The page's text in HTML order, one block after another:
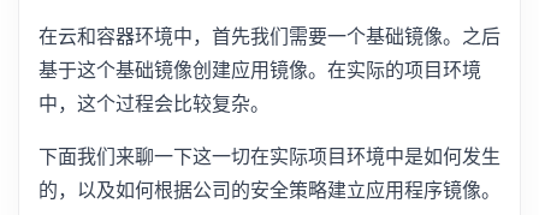
在云和容器环境中，首先我们需要一个基础镜像。之后
基于这个基础镜像创建应用镜像。在实际的项目环境
中，这个过程会比较复杂。
下面我们来聊一下这一切在实际项目环境中是如何发生
的，以及如何根据公司的安全策略建立应用程序镜像。